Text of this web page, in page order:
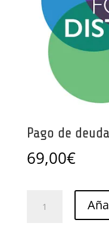
Pago de deuda
69,00€